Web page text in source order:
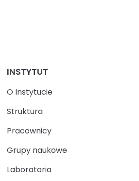
INSTYTUT
O Instytucie
Struktura
Pracownicy
Grupy naukowe
Laboratoria